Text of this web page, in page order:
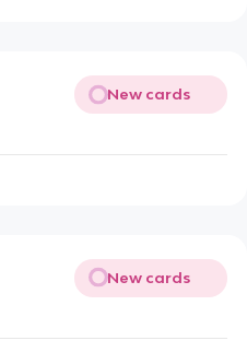
New cards
New cards